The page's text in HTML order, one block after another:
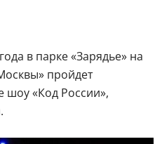
в парке «Зарядье» на
пройдет
шоу «Код России»,